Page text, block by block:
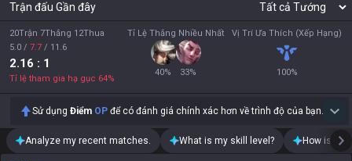
Trận đấu Gần đây
20Trận 7Thắng 12Thua
5.0 / 7.7 / 11.6
2.16 : 1
Tỉ lệ tham gia hạ gục 64%
Tỉ Lệ Thắng Nhiều Nhất
40% 33%
Vị Trí Ưa Thích (Xếp Hạng)
100%
Sử dụng Điểm OP để có đánh giá chính xác hơn về trình độ của bạn.
Analyze my recent matches. What is my skill level? How is my